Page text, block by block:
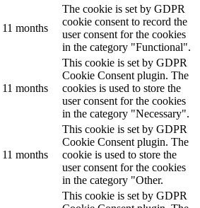
11 months
The cookie is set by GDPR
cookie consent to record the
user consent for the cookies
in the category "Functional".
11 months
This cookie is set by GDPR
Cookie Consent plugin. The
cookies is used to store the
user consent for the cookies
in the category "Necessary".
11 months
This cookie is set by GDPR
Cookie Consent plugin. The
cookie is used to store the
user consent for the cookies
in the category "Other.
This cookie is set by GDPR